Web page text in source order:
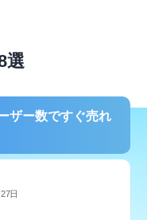
選
ザー数ですぐ売れ
日